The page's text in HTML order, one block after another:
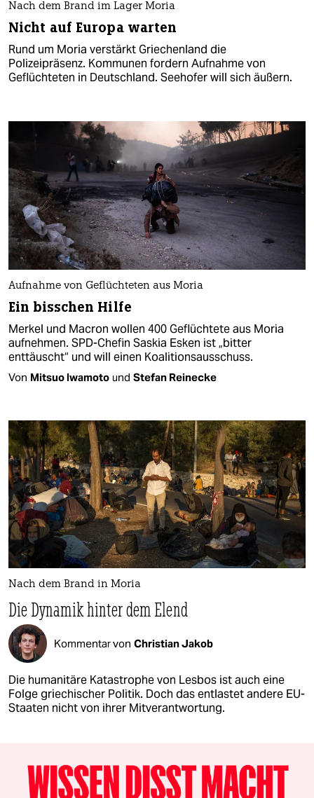
Nach dem Brand im Lager Moria
Nicht auf Europa warten
Rund um Moria verstärkt Griechenland die
Polizeipräsenz. Kommunen fordern Aufnahme von
Geflüchteten in Deutschland. Seehofer will sich äußern.
Aufnahme von Geflüchteten aus Moria
Ein bisschen Hilfe
Merkel und Macron wollen 400 Geflüchtete aus Moria
aufnehmen. SPD-Chefin Saskia Esken ist „bitter
enttäuscht“ und will einen Koalitionsausschuss.
Von Mitsuo Iwamoto und Stefan Reinecke
Nach dem Brand in Moria
Die Dynamik hinter dem Elend
Kommentar von Christian Jakob
Die humanitäre Katastrophe von Lesbos ist auch eine
Folge griechischer Politik. Doch das entlastet andere EU-
Staaten nicht von ihrer Mitverantwortung.